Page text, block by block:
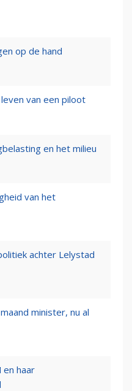
op de hand
van een piloot
en het milieu
van het
achter Lelystad
minister, nu al
en haar